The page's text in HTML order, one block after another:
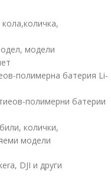
модели
полимерна батерия Li-
полимерни батерии
колички,
модели
DJI и други